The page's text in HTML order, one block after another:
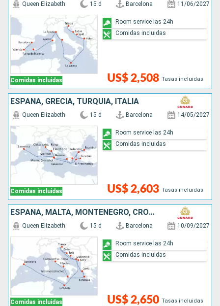
Comidas incluidas
Queen Elizabeth 15 d Barcelona 11/06/2027
US$ 2,508 Tasas incluidas
Room service las 24h
Comidas incluidas
ESPAÑA, GRECIA, TURQUÍA, ITALIA
Comidas incluidas
Queen Elizabeth 15 d Barcelona 14/05/2027
US$ 2,603 Tasas incluidas
Room service las 24h
Comidas incluidas
ESPAÑA, MALTA, MONTENEGRO, CROACIA, GRECIA, ITALIA
Comidas incluidas
Queen Elizabeth 15 d Barcelona 10/09/2027
US$ 2,650 Tasas incluidas
Room service las 24h
Comidas incluidas